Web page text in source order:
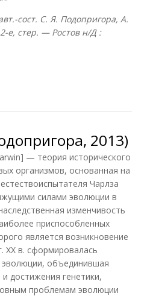
сост. С. Я. Подопригора, А.
е, стер. — Ростов н/Д :
2013)
— теория исторического
организмов, основанная на
Чарлза
силами эволюции в
изменчивость
приспособленных
является возникновение
XX в. сформировалась
эволюции, объединившая
достижения генетики,
проблемам эволюции